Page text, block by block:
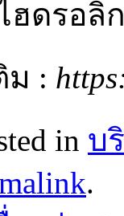
ฮดรอลิ
ม :
in บ
.